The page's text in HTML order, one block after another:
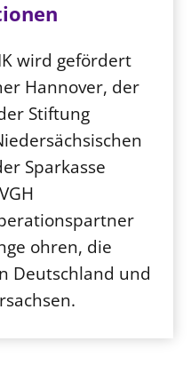
wird gefördert
Hannover, der
Stiftung
Sparkasse
ohren, die
Deutschland und